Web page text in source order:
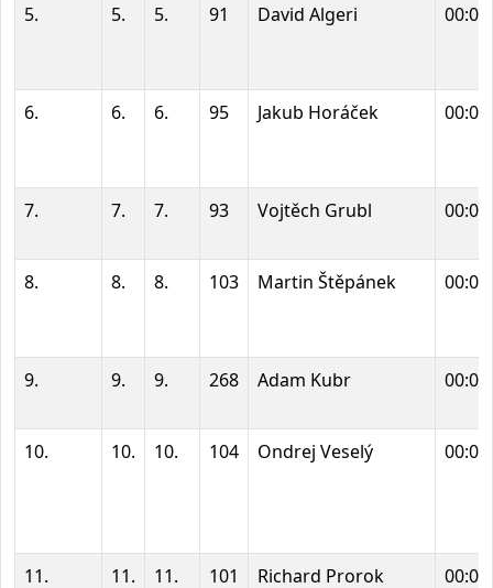
5. 5. 5. 91 David Algeri
6. 6. 6. 95 Jakub Horáček
7. 7. 7. 93 Vojtěch Grubl
8. 8. 8. 103 Martin Štěpánek
9. 9. 9. 268 Adam Kubr
10. 10. 10. 104 Ondrej Veselý
11. 11. 11. 101 Richard Prorok